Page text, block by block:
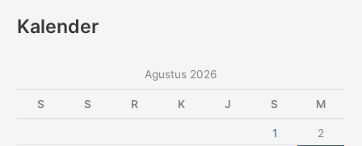
Kalender
Agustus 2026
S S R K J S M
1 2